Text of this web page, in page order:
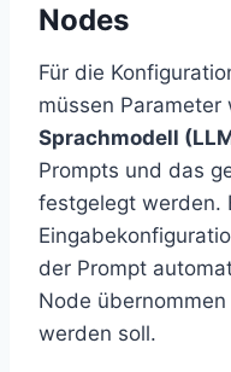
Nodes
Für die
müssen
Sprachmodell
Prompts und das
festgelegt werden.
der Prompt
Node
werden soll.